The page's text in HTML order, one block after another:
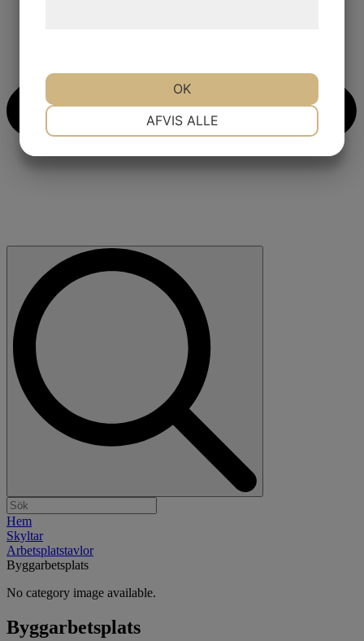
Hem
Skyltar
Arbetsplatstavlor
Byggarbetsplats
No category image available.
Byggarbetsplats
AFVIS ALLE
OK